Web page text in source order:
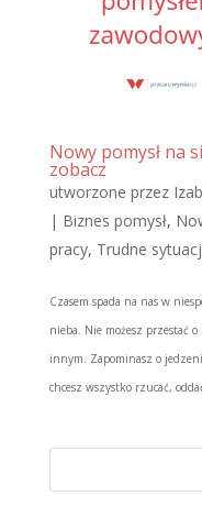
Nowy pomysł na
zobacz
utworzone przez
| Biznes pomysł,
pracy, Trudne
Czasem spada na nas w
nieba. Nie możesz przestać
innym. Zapominasz o
chcesz wszystko rzucać,